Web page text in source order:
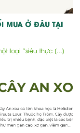
MUA Ở ĐÂU TẠI
loại “siêu thực [...]